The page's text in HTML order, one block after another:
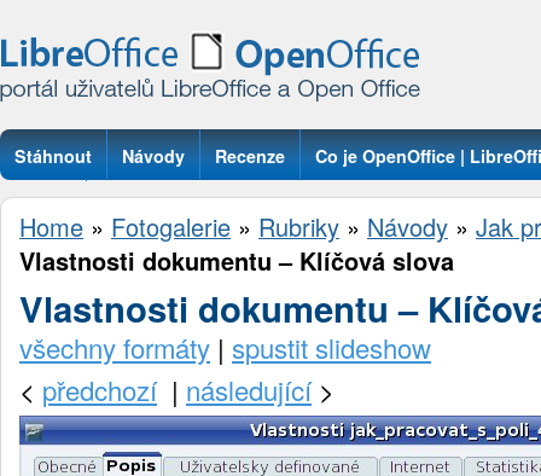
Stáhnout Návody Recenze Co je OpenOffice |
Otázky
Home » Fotogalerie » Rubriky » Návody » Jak
Vlastnosti dokumentu – Klíčová slova
Vlastnosti dokumentu –
všechny formáty | spustit slideshow
< předchozí| následující>